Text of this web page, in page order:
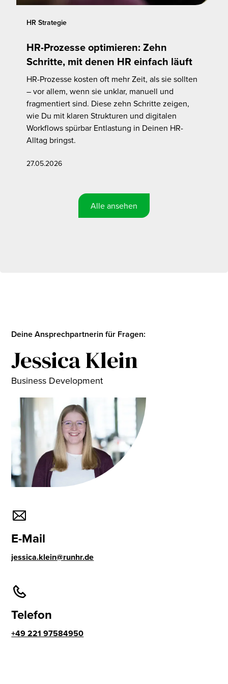
HR Strategie
HR-Prozesse optimieren: Zehn
Schritte, mit denen HR einfach läuft
HR-Prozesse kosten oft mehr Zeit, als sie sollten
– vor allem, wenn sie unklar, manuell und
fragmentiert sind. Diese zehn Schritte zeigen,
wie Du mit klaren Strukturen und digitalen
Workflows spürbar Entlastung in Deinen HR-
Alltag bringst.
27.05.2026
Alle ansehen
Deine Ansprechpartnerin für Fragen:
Jessica Klein
Business Development
E-Mail
jessica.klein@runhr.de
Telefon
+49 221 97584950